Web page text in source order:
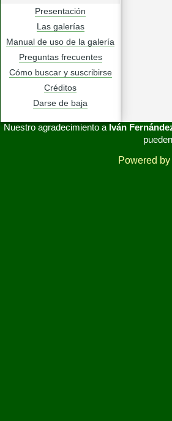
Presentación
Las galerías
Manual de uso de la galería
Preguntas frecuentes
Cómo buscar y suscribirse
Créditos
Darse de baja
Nuestro agradecimiento a Iván
Powered by